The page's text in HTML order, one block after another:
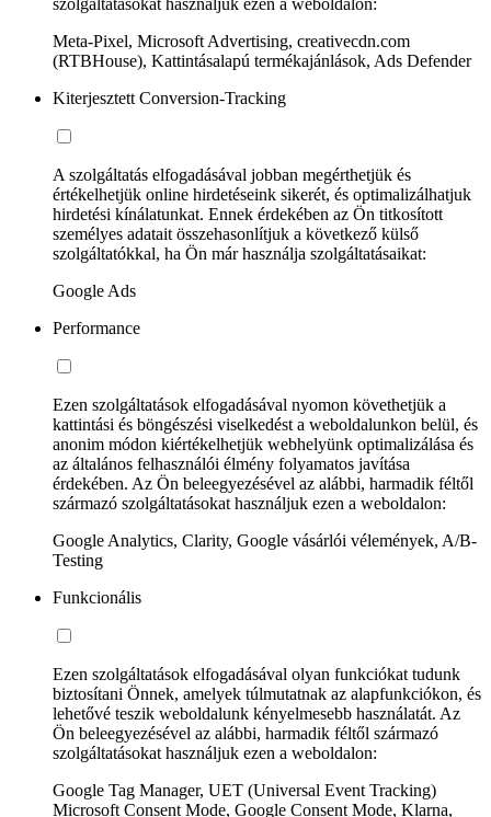
Meta-Pixel, Microsoft Advertising, creativecdn.com
(RTBHouse), Kattintásalapú termékajánlások, Ads Defender
Kiterjesztett Conversion-Tracking
A szolgáltatás elfogadásával jobban megérthetjük és
értékelhetjük online hirdetéseink sikerét, és optimalizálhatjuk
hirdetési kínálatunkat. Ennek érdekében az Ön titkosított
személyes adatait összehasonlítjuk a következő külső
szolgáltatókkal, ha Ön már használja szolgáltatásaikat:
Google Ads
Performance
Ezen szolgáltatások elfogadásával nyomon követhetjük a
kattintási és böngészési viselkedést a weboldalunkon belül, és
anonim módon kiértékelhetjük webhelyünk optimalizálása és
az általános felhasználói élmény folyamatos javítása
érdekében. Az Ön beleegyezésével az alábbi, harmadik féltől
származó szolgáltatásokat használjuk ezen a weboldalon:
Google Analytics, Clarity, Google vásárlói vélemények, A/B-
Testing
Funkcionális
Ezen szolgáltatások elfogadásával olyan funkciókat tudunk
biztosítani Önnek, amelyek túlmutatnak az alapfunkciókon, és
lehetővé teszik weboldalunk kényelmesebb használatát. Az
Ön beleegyezésével az alábbi, harmadik féltől származó
szolgáltatásokat használjuk ezen a weboldalon:
Google Tag Manager, UET (Universal Event Tracking)
Microsoft Consent Mode, Google Consent Mode, Klarna,